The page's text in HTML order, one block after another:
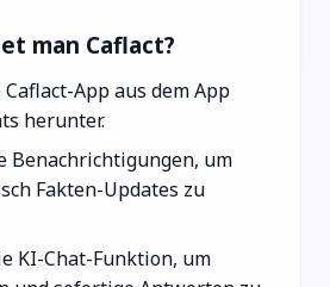
man Caflact?
Caflact-App aus dem App
herunter.
Benachrichtigungen, um
Fakten-Updates zu
KI-Chat-Funktion, um